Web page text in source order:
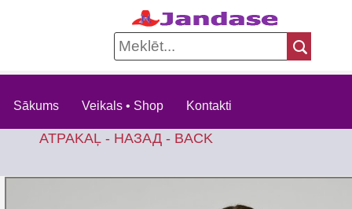
Sākums Veikals • Shop Kontakti
ATPAKAĻ - НАЗАД - BACK